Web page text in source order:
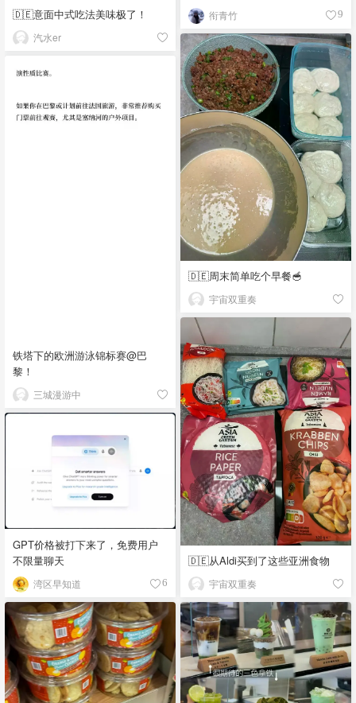
衔青竹 9
🇩🇪意面中式吃法美味极了！
汽水er
🇩🇪周末简单吃个早餐🥣
宇宙双重奏
铁塔下的欧洲游泳锦标赛@巴
黎！
三城漫游中
🇩🇪从Aldi买到了这些亚洲食物
宇宙双重奏
GPT价格被打下来了，免费用户
不限量聊天
湾区早知道 6